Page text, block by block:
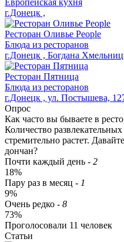
Европейская кухня
г.Донецк ,
Ресторан Оливье People
Блюда из ресторанов
г.Донецк , Богдана
Ресторан Пятница
Блюда из ресторанов
г.Донецк , ул. Постышева,
Опрос
Как часто вы бываете в
Количество
стремительно растет.
дончан?
Почти каждый день - 2
18%
Пару раз в месяц - 1
9%
Очень редко - 8
73%
Проголосовали 11 человек
Статьи